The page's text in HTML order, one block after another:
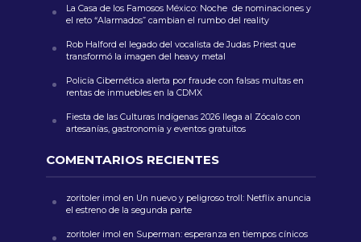
La Casa de los Famosos México: Noche de nominaciones y
el reto “Alarmados” cambian el rumbo del reality
Rob Halford el legado del vocalista de Judas Priest que
transformó la imagen del heavy metal
Policía Cibernética alerta por fraude con falsas multas en
rentas de inmuebles en la CDMX
Fiesta de las Culturas Indígenas 2026 llega al Zócalo con
artesanías, gastronomía y eventos gratuitos
COMENTARIOS RECIENTES
zoritoler imol en Un nuevo y peligroso troll: Netflix anuncia
el estreno de la segunda parte
zoritoler imol en Superman: esperanza en tiempos cínicos